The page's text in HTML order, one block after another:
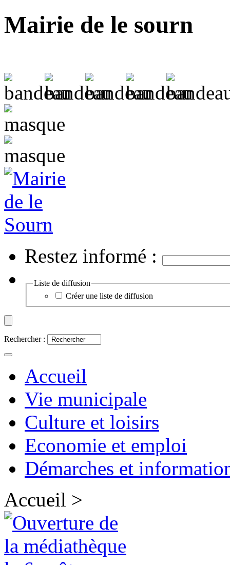
Mairie de le sourn
Restez informé :
Liste de diffusion
Créer une liste de diffusion
Rechercher :
Accueil
Vie municipale
Culture et loisirs
Economie et emploi
Démarches et
Accueil >